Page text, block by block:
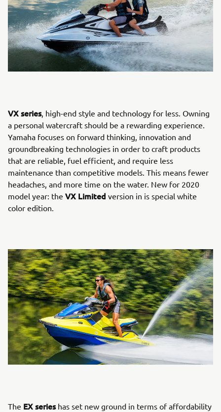
VX series, high-end style and technology for less. Owning
a personal watercraft should be a rewarding experience.
Yamaha focuses on forward thinking, innovation and
groundbreaking technologies in order to craft products
that are reliable, fuel efficient, and require less
maintenance than competitive models. This means fewer
headaches, and more time on the water. New for 2020
model year: the VX Limited version in is special white
color edition.
The EX serieshas set new ground in terms of affordability